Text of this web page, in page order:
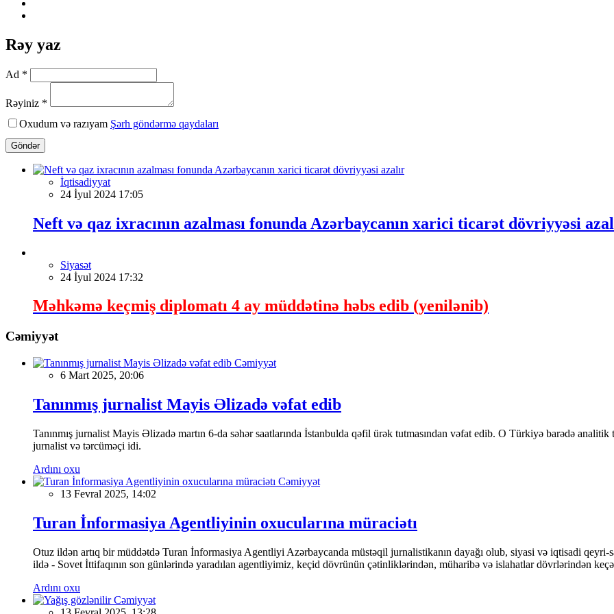
Rəy yaz
Ad *
Rəyiniz *
Oxudum və razıyam Şərh göndərmə qaydaları
Göndər
İqtisadiyyat
24 İyul 2024 17:05
Neft və qaz ixracının azalması fonunda Azərbaycanın xarici ticarət dövriyyəsi
Siyasət
24 İyul 2024 17:32
Məhkəmə keçmiş diplomatı 4 ay müddətinə həbs edib (yenilənib)
Cəmiyyət
Cəmiyyət
6 Mart 2025, 20:06
Tanınmış jurnalist Mayis Əlizadə vəfat edib
Tanınmış jurnalist Mayis Əlizadə martın 6-da səhər saatlarında İstanbulda qəfil ürək tutmasından vəfat edib. O Türkiyə barədə
jurnalist və tərcüməçi idi.
Ardını oxu
Cəmiyyət
13 Fevral 2025, 14:02
Turan İnformasiya Agentliyinin oxucularına müraciətı
Otuz ildən artıq bir müddətdə Turan İnformasiya Agentliyi Azərbaycanda müstəqil jurnalistikanın dayağı olub, siyasi və iqtisadi
ildə - Sovet İttifaqının son günlərində yaradılan agentliyimiz, keçid dövrünün çətinliklərindən, müharibə və islahatlar dövrlərindən
Ardını oxu
Cəmiyyət